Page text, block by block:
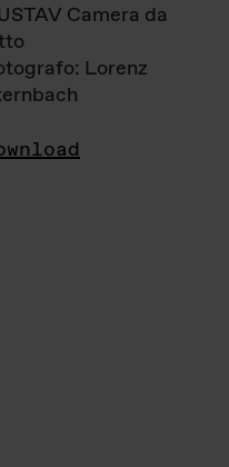
Camera da
Lorenz